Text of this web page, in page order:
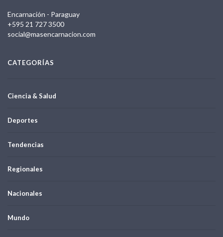
Encarnación - Paraguay
+595 21 727 3500
social@masencarnacion.com
CATEGORÍAS
Ciencia & Salud
Deportes
Tendencias
Regionales
Nacionales
Mundo